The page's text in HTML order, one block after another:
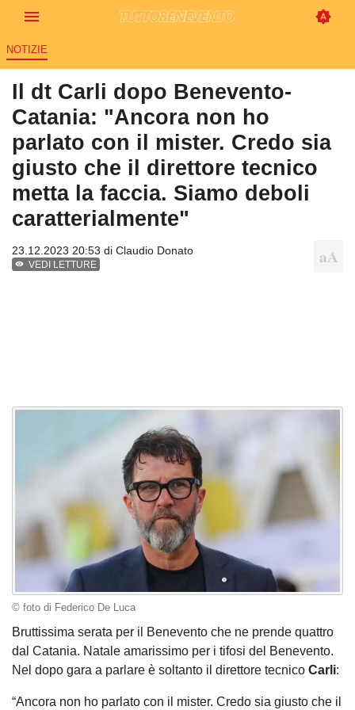
NOTIZIE
Il dt Carli dopo Benevento-
Catania: "Ancora non ho
parlato con il mister. Credo sia
giusto che il direttore tecnico
metta la faccia. Siamo deboli
caratterialmente"
23.12.2023 20:53 di Claudio Donato
VEDI LETTURE
© foto di Federico De Luca
Bruttissima serata per il Benevento che ne prende quattro
dal Catania. Natale amarissimo per i tifosi del Benevento.
Nel dopo gara a parlare è soltanto il direttore tecnico Carli:
“Ancora non ho parlato con il mister. Credo sia giusto che il